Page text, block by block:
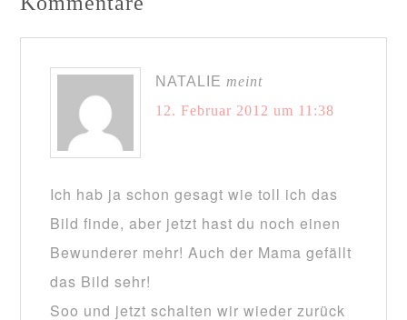
NATALIE meint
12. Februar 2012 um 11:38
Ich hab ja schon gesagt wie toll ich das
Bild finde, aber jetzt hast du noch einen
Bewunderer mehr! Auch der Mama gefällt
das Bild sehr!
Soo und jetzt schalten wir wieder zurück